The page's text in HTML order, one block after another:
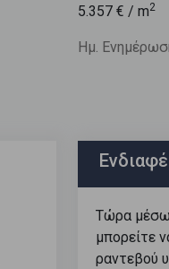
5.357 € / m2
Ημ.
Τώρα μέσω
μπορείτε
ραντεβού